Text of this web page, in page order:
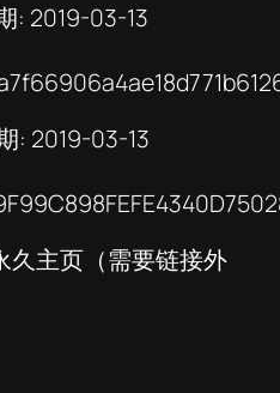
: 2019-03-13
: 2019-03-13
主页（需要链接外